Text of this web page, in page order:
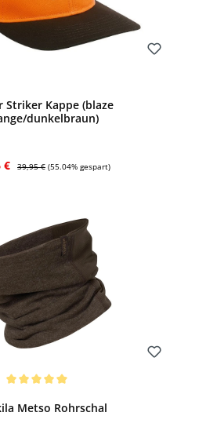
Striker Kappe (blaze
dunkelbraun)
€ Regulärer Preis:
39,95 € (55.04% gespart)
Metso Rohrschal